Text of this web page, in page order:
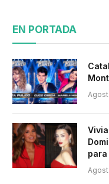
EN PORTADA
para